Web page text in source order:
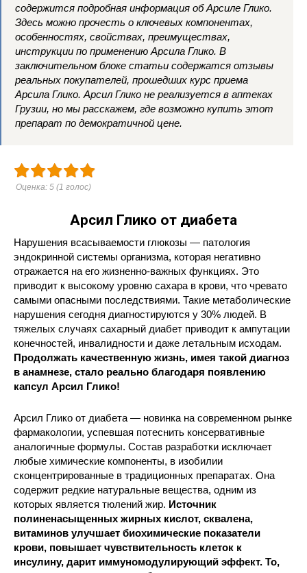
содержится подробная информация об Арсиле Глико.
Здесь можно прочесть о ключевых компонентах,
особенностях, свойствах, преимуществах,
инструкции по применению Арсила Глико. В
заключительном блоке статьи содержатся отзывы
реальных покупателей, прошедших курс приема
Арсила Глико. Арсил Глико не реализуется в аптеках
Грузии, но мы расскажем, где возможно купить этот
препарат по демократичной цене.
Оценка: 5 (1 голос)
Арсил Глико от диабета
Нарушения всасываемости глюкозы — патология
эндокринной системы организма, которая негативно
отражается на его жизненно-важных функциях. Это
приводит к высокому уровню сахара в крови, что чревато
самыми опасными последствиями. Такие метаболические
нарушения сегодня диагностируются у 30% людей. В
тяжелых случаях сахарный диабет приводит к ампутации
конечностей, инвалидности и даже летальным исходам.
Продолжать качественную жизнь, имея такой диагноз
в анамнезе, стало реально благодаря появлению
капсул Арсил Глико!
Арсил Глико от диабета — новинка на современном рынке
фармакологии, успевшая потеснить консервативные
аналогичные формулы. Состав разработки исключает
любые химические компоненты, в изобилии
сконцентрированные в традиционных препаратах. Она
содержит редкие натуральные вещества, одним из
которых является тюлений жир. Источник
полиненасыщенных жирных кислот, сквалена,
витаминов улучшает биохимические показатели
крови, повышает чувствительность клеток к
инсулину, дарит иммуномодулирующий эффект. То,